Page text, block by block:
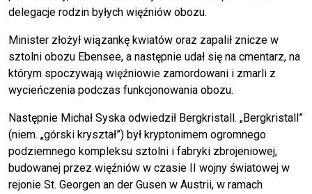
delegacje rodzin byłych więźniów obozu.
Minister złożył wiązankę kwiatów oraz zapalił znicze w
sztolni obozu Ebensee, a następnie udał się na cmentarz, na
którym spoczywają więźniowie zamordowani i zmarli z
wycieńczenia podczas funkcjonowania obozu.
Następnie Michał Syska odwiedził Bergkristall. „Bergkristall”
(niem. „górski kryształ”) był kryptonimem ogromnego
podziemnego kompleksu sztolni i fabryki zbrojeniowej,
budowanej przez więźniów w czasie II wojny światowej w
rejonie St. Georgen an der Gusen w Austrii, w ramach